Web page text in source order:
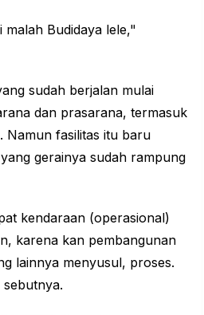
malah Budidaya lele,"
sudah berjalan mulai
dan prasarana, termasuk
Namun fasilitas itu baru
gerainya sudah rampung
kendaraan (operasional)
karena kan pembangunan
lainnya menyusul, proses.
sebutnya.